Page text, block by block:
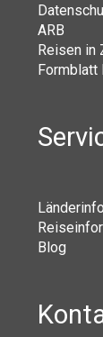
ARB
Reisen in
Formblatt
Blog